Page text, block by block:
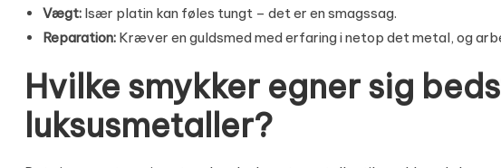
Vægt: Især platin kan føles tungt – det er en smagssag.
Reparation: Kræver en guldsmed med erfaring i netop det metal, og
Hvilke smykker egner sig
luksusmetaller?